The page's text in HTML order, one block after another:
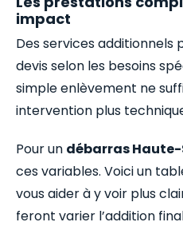
impact
Des services additionnels
devis selon les besoins
simple enlèvement ne
intervention plus
Pour un débarras
ces variables. Voici un
vous aider à y voir plus
feront varier l’addition